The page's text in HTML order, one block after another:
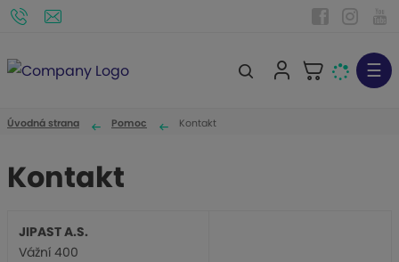
☰
Úvodná strana Pomoc Kontakt
Kontakt
JIPAST A.S.
Vážní 400